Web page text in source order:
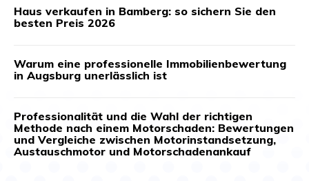
Haus verkaufen in Bamberg: so sichern Sie den
besten Preis 2026
Warum eine professionelle Immobilienbewertung
in Augsburg unerlässlich ist
Professionalität und die Wahl der richtigen
Methode nach einem Motorschaden: Bewertungen
und Vergleiche zwischen Motorinstandsetzung,
Austauschmotor und Motorschadenankauf